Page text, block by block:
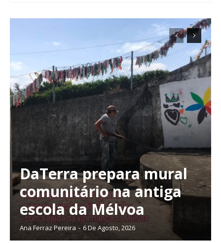
Planos de Assinatura
DaTerra prepara mural
comunitário na antiga
escola da Mélvoa
Ana Ferraz Pereira - 6 De Agosto, 2026